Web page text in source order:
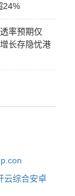
24%
率预期仅
长存隐忧港
云综合安卓